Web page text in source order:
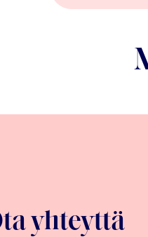
yhteyttä